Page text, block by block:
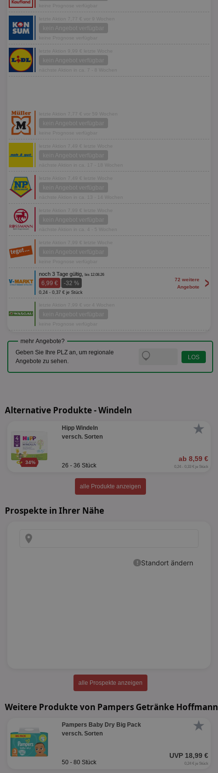
keine Prognose verfügbar
letzte Aktion 7,77 € vor 9 Wochen
kein Angebot verfügbar
keine Prognose verfügbar
letzte Aktion 9,99 € letzte Woche
kein Angebot verfügbar
nächste Aktion in ca. 7 - 8 Wochen
letzte Aktion 7,77 € vor 59 Wochen
kein Angebot verfügbar
keine Prognose verfügbar
letzte Aktion 7,49 € letzte Woche
kein Angebot verfügbar
nächste Aktion in ca. 17 - 18 Wochen
letzte Aktion 7,49 € letzte Woche
kein Angebot verfügbar
nächste Aktion in ca. 13 - 14 Wochen
letzte Aktion 7,99 € letzte Woche
kein Angebot verfügbar
nächste Aktion in ca. 4 - 5 Wochen
letzte Aktion 7,99 € letzte Woche
kein Angebot verfügbar
keine Prognose verfügbar
noch 3 Tage gültig, bis 12.08.26
6,99 € -32 %
0,24 - 0,37 € je Stück
72 weitere
Angebote
>
letzte Aktion 7,99 € vor 4 Wochen
kein Angebot verfügbar
keine Prognose verfügbar
mehr Angebote?
Geben Sie Ihre PLZ an, um regionale
Angebote zu sehen.
Alternative Produkte - Windeln
★
34%
Hipp Windeln
versch. Sorten
ab 8,59 €
26 - 36 Stück 0,24 - 0,33 € je Stück
alle Produkte anzeigen
Prospekte in Ihrer Nähe
alle Prospekte anzeigen
Weitere Produkte von Pampers Getränke Hoffmann
★
Pampers Baby Dry Big Pack
versch. Sorten
UVP 18,99 €
50 - 80 Stück 0,24 € je Stück